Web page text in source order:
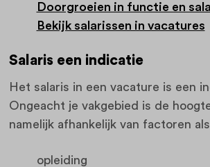
Doorgroeien in functie en
Bekijk salarissen in vacatures
Salaris een indicatie
Het salaris in een vacature is een
Ongeacht je vakgebied is de
namelijk afhankelijk van factoren
opleiding